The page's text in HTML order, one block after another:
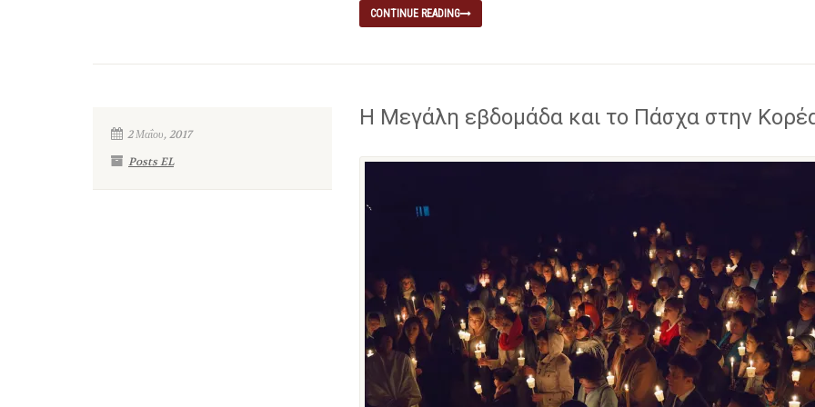
CONTINUE READING
2 Μαΐου, 2017
Posts EL
Η Μεγάλη εβδομάδα και το Πάσχα στην